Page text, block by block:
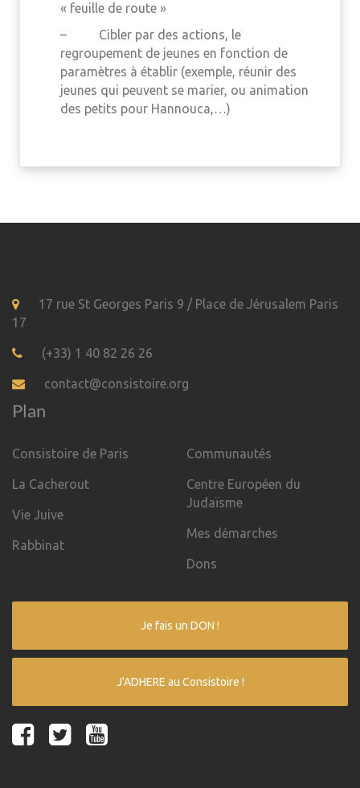
« feuille de route »
– Cibler par des actions, le
regroupement de jeunes en fonction de
paramètres à établir (exemple, réunir des
jeunes qui peuvent se marier, ou animation
des petits pour Hannouca,…)
17 rue St Georges Paris 9 / Place de Jérusalem Paris
17
(+33) 1 40 82 26 26
contact@consistoire.org
Plan
Consistoire de Paris
La Cacherout
Vie Juive
Rabbinat
Communautés
Centre Européen du
Judaïsme
Mes démarches
Dons
Je fais un DON !
J'ADHERE au Consistoire !